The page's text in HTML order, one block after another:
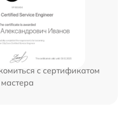
с сертификатом
мастера